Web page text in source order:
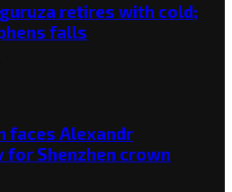
retires with cold;
falls
faces Alexandr
for Shenzhen crown